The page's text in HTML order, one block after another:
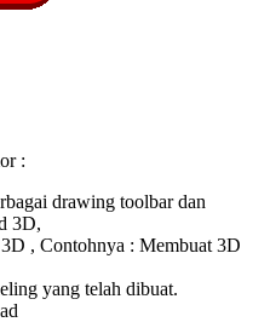
:
drawing toolbar dan
3D,
, Contohnya : Membuat 3D
yang telah dibuat.